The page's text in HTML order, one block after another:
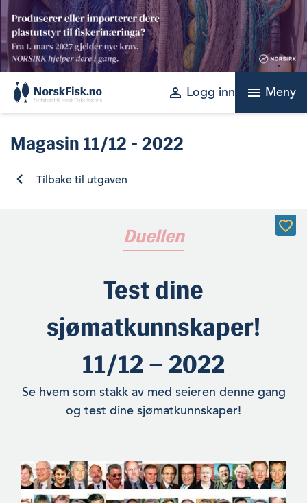
Skip
content
perm_identity Logg inn menu Meny
Magasin 11/12 - 2022
Tilbake til utgaven
Duellen
Test dine
sjømatkunnskaper!
11/12 – 2022
Se hvem som stakk av med seieren denne gang
og test dine sjømatkunnskaper!